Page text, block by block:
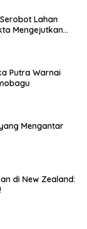
Lahan
Mengejutkan
Putra Warnai
Mengantar
di New Zealand: